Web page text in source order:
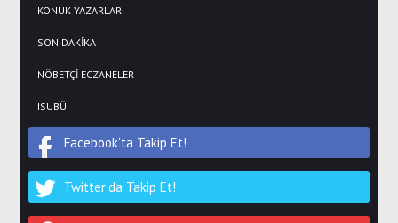
KONUK YAZARLAR
SON DAKİKA
NÖBETÇİ ECZANELER
ISUBÜ
Facebook'ta Takip Et!
Twitter'da Takip Et!